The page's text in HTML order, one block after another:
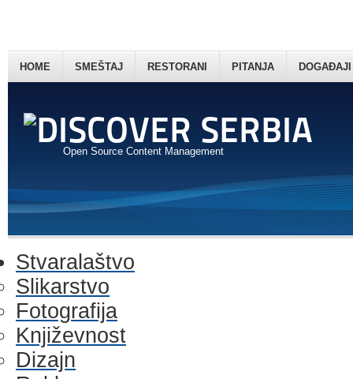
Open Source Content Management
HOME SMEŠTAJ RESTORANI PITANJA DOGAĐAJI
Stvaralaštvo
Slikarstvo
Fotografija
Književnost
Dizajn